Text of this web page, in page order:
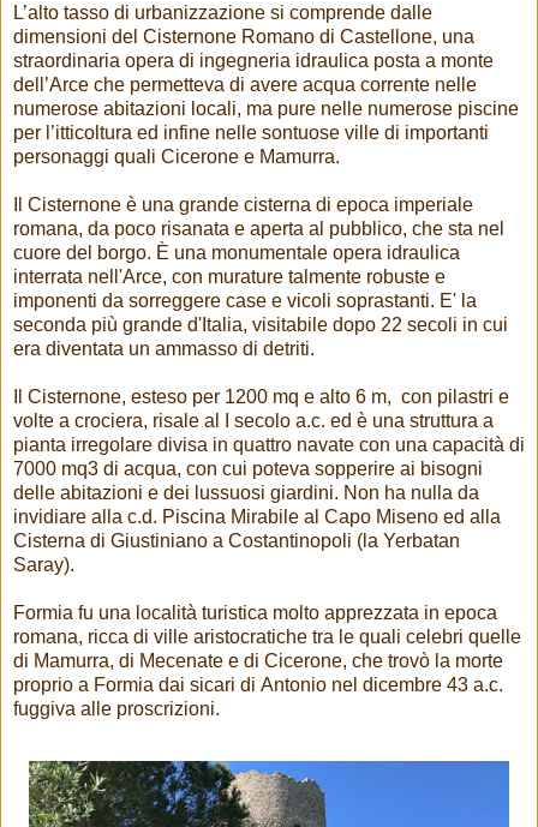
L’alto tasso di urbanizzazione si comprende dalle
dimensioni del Cisternone Romano di Castellone, una
straordinaria opera di ingegneria idraulica posta a monte
dell’Arce che permetteva di avere acqua corrente nelle
numerose abitazioni locali, ma pure nelle numerose piscine
per l’itticoltura ed infine nelle sontuose ville di importanti
personaggi quali Cicerone e Mamurra.
Il Cisternone è una grande cisterna di epoca imperiale
romana, da poco risanata e aperta al pubblico, che sta nel
cuore del borgo. È una monumentale opera idraulica
interrata nell'Arce, con murature talmente robuste e
imponenti da sorreggere case e vicoli soprastanti. E' la
seconda più grande d'Italia, visitabile dopo 22 secoli in cui
era diventata un ammasso di detriti.
Il Cisternone, esteso per 1200 mq e alto 6 m, con pilastri e
volte a crociera, risale al I secolo a.c. ed è una struttura a
pianta irregolare divisa in quattro navate con una capacità di
7000 mq3 di acqua, con cui poteva sopperire ai bisogni
delle abitazioni e dei lussuosi giardini. Non ha nulla da
invidiare alla c.d. Piscina Mirabile al Capo Miseno ed alla
Cisterna di Giustiniano a Costantinopoli (la Yerbatan
Saray).
Formia fu una località turistica molto apprezzata in epoca
romana, ricca di ville aristocratiche tra le quali celebri quelle
di Mamurra, di Mecenate e di Cicerone, che trovò la morte
proprio a Formia dai sicari di Antonio nel dicembre 43 a.c.
fuggiva alle proscrizioni.